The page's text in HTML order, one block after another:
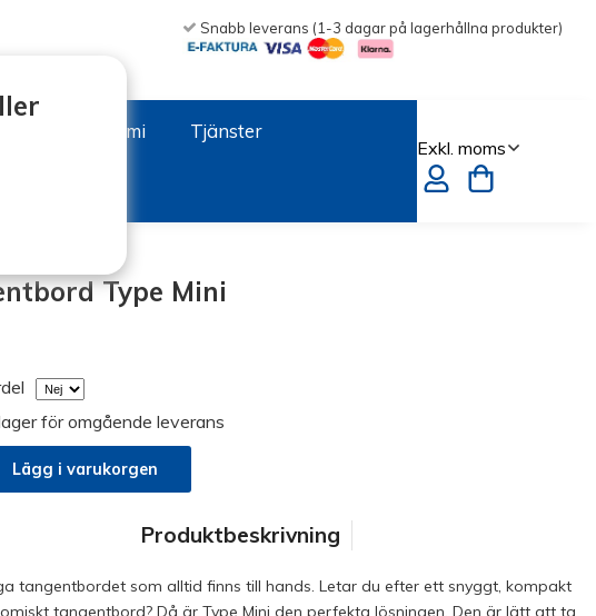
Snabb leverans (1-3 dagar på lagerhållna produkter)
Vad är Ergonomi Tjänster
Type Mini
för omgående leverans
Lägg i varukorgen
Produktbeskrivning
tangentbordet som alltid finns till hands. Letar du efter ett snyggt, kompakt